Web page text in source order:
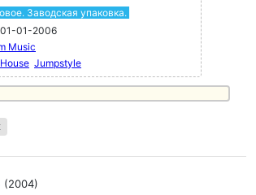
Заводская упаковка.
01-01-2006
Music
Jumpstyle
(2004)